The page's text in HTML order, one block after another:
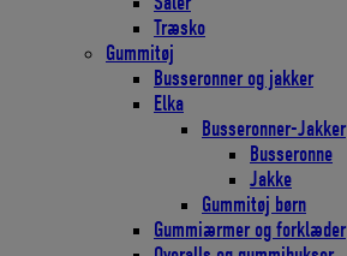
Træsko
Gummitøj
Busseronner og jakker
Elka
Busseronner-Jakker
Busseronne
Jakke
Gummitøj børn
Gummiærmer og forklæder